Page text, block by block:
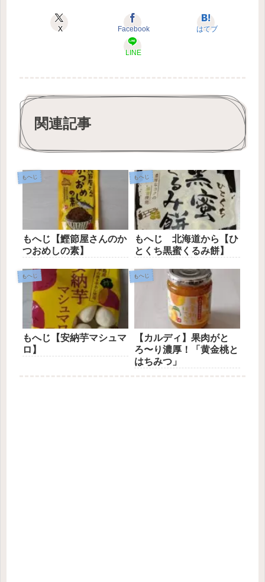
X Facebook はてブ
LINE
関連記事
もへじ
もへじ【鰹節屋さんのか
つおめしの素】
もへじ
もへじ 北海道から【ひ
とくち黒蜜くるみ餅】
もへじ
もへじ【安納芋マシュマ
ロ】
もへじ
【カルディ】果肉がと
ろ〜り濃厚！「黄金桃と
はちみつ」